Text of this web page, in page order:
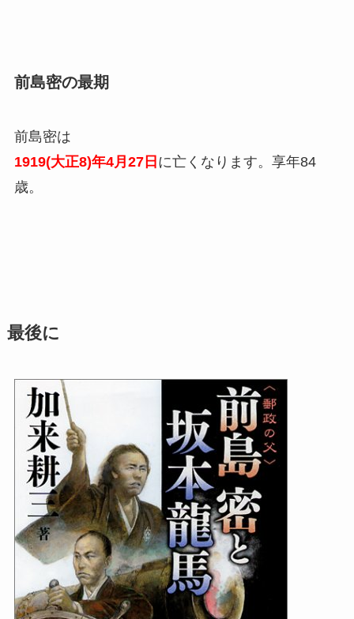
前島密の最期
前島密は
1919(大正8)年4月27日 に亡くなります。享年84
歳。
最後に